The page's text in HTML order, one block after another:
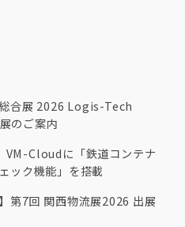
総合展 2026 Logis-Tech
のご案内
VM-Cloudに「鉄道コンテナ
ック機能」を搭載
第7回 関西物流展2026 出展